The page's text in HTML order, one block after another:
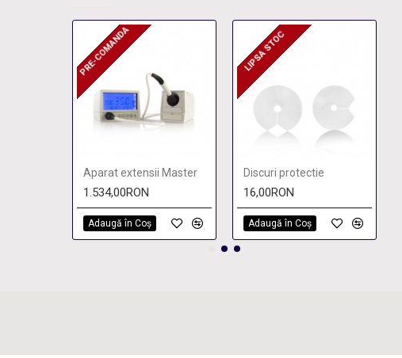
PRE-COMANDA
PRE-COMANDA
Aparat extensii Master
1.534,00RON
Adaugă în Coş
LIPSA STOC
LIPSA STOC
Discuri protectie
16,00RON
Adaugă în Coş